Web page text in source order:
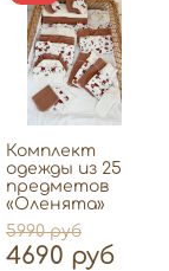
Комплект
одежды из 25
предметов
«Оленята»
5990 руб
4690 руб